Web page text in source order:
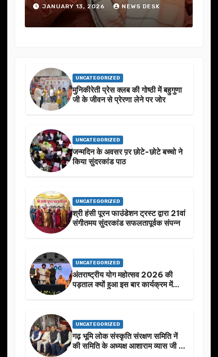
NEWS DESK JANUARY 13, 2026
UNCATEGORIZED
मुनिकीरेती प्रेस क्लब की गोष्ठी में बहुगुणा
जी के जीवन से प्रेरणा लेने पर जोर
UNCATEGORIZED
जन्मदिन के अवसर प़र छोटे-छोटे बच्चो ने
किया सुंदरकांड पाठ
UNCATEGORIZED
श्री हंसी पूरन फाउंडेशन ट्रस्ट द्वारा 21वां
संगीतमय सुंदरकांड सफलतापूर्वक संपन्न
UNCATEGORIZED
अंतराष्ट्रीय योग महोत्सव 2026 की
पड़ताल क्यों हुआ इस बार कार्यक्रम में
UNCATEGORIZED
गढ़ भूमि लोक संस्कृति संरक्षण समिति नें
की समिति के अध्यक्ष आशाराम व्यास जी के